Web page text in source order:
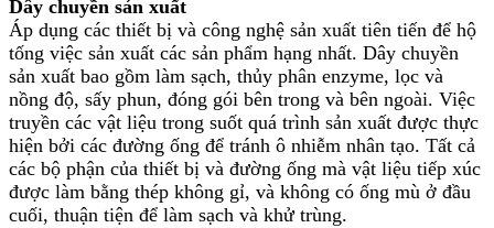
Dây chuyền sản xuất
Áp dụng các thiết bị và công nghệ sản xuất tiên tiến để hộ
tống việc sản xuất các sản phẩm hạng nhất. Dây chuyền
sản xuất bao gồm làm sạch, thủy phân enzyme, lọc và
nồng độ, sấy phun, đóng gói bên trong và bên ngoài. Việc
truyền các vật liệu trong suốt quá trình sản xuất được thực
hiện bởi các đường ống để tránh ô nhiễm nhân tạo. Tất cả
các bộ phận của thiết bị và đường ống mà vật liệu tiếp xúc
được làm bằng thép không gỉ, và không có ống mù ở đầu
cuối, thuận tiện để làm sạch và khử trùng.